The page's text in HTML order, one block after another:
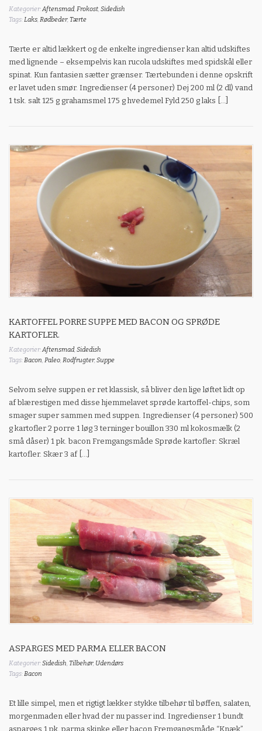
Kategorier:Aftensmad, Frokost, Sidedish
Tags:Laks, Rødbeder, Tærte
Tærte er altid lækkert og de enkelte ingredienser kan altid udskiftes
med lignende – eksempelvis kan rucola udskiftes med spidskål eller
spinat. Kun fantasien sætter grænser. Tærtebunden i denne opskrift
er lavet uden smør. Ingredienser (4 personer) Dej 200 ml (2 dl) vand
1 tsk. salt 125 g grahamsmel 175 g hvedemel Fyld 250 g laks […]
KARTOFFEL PORRE SUPPE MED BACON OG SPRØDE
KARTOFLER.
Kategorier:Aftensmad, Sidedish
Tags:Bacon, Paleo, Rodfrugter, Suppe
Selvom selve suppen er ret klassisk, så bliver den lige løftet lidt op
af blærestigen med disse hjemmelavet sprøde kartoffel-chips, som
smager super sammen med suppen. Ingredienser (4 personer) 500
g kartofler 2 porre 1 løg 3 terninger bouillon 330 ml kokosmælk (2
små dåser) 1 pk. bacon Fremgangsmåde Sprøde kartofler: Skræl
kartofler. Skær 3 af […]
ASPARGES MED PARMA ELLER BACON
Kategorier:Sidedish, Tilbehør, Udendørs
Tags:Bacon
Et lille simpel, men et rigtigt lækker stykke tilbehør til bøffen, salaten,
morgenmaden eller hvad der nu passer ind. Ingredienser 1 bundt
asparges 1 pk. parma skinke eller bacon Fremgangsmåde “Knæk”